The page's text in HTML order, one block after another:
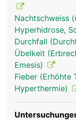
Nachtschweiss
Hyperhidrose,
Durchfall
Übelkeit
Emesis)
Fieber (Erhöhte
Hyperthermie)